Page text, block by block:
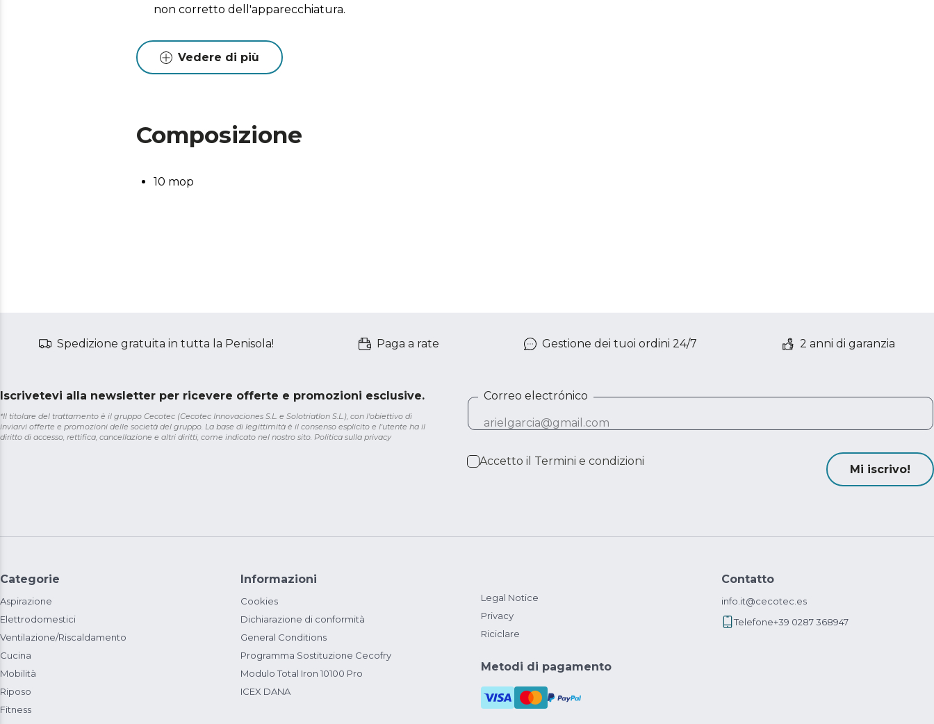
non corretto dell'apparecchiatura.
Vedere di più
Composizione
10 mop
Spedizione gratuita in tutta la Penisola! Paga a rate Gestione dei tuoi ordini 24/7 2 anni di garanzia
Iscrivetevi alla newsletter per ricevere offerte e promozioni esclusive.
*Il titolare del trattamento è il gruppo Cecotec (Cecotec Innovaciones S.L. e Solotriatlon S.L.), con l'obiettivo di
inviarvi offerte e promozioni delle società del gruppo. La base di legittimità è il consenso esplicito e l'utente ha il
diritto di accesso, rettifica, cancellazione e altri diritti, come indicato nel nostro sito. Politica sulla privacy
Correo electrónico
Accetto il Termini e condizioni
Mi iscrivo!
Categorie
Aspirazione
Elettrodomestici
Ventilazione/Riscaldamento
Cucina
Mobilità
Riposo
Fitness
Informazioni
Cookies
Dichiarazione di conformità
General Conditions
Programma Sostituzione Cecofry
Modulo Total Iron 10100 Pro
ICEX DANA
Legal Notice
Privacy
Riciclare
Metodi di pagamento
Contatto
info.it@cecotec.es
Telefone+39 0287 368947